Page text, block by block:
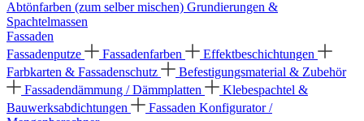
Abtönfarben (zum selber mischen) Grundierungen &
Spachtelmassen
Fassaden
Fassadenputze
Fassadenfarben
Effektbeschichtungen
Farbkarten & Fassadenschutz
Befestigungsmaterial & Zubehör
Fassadendämmung / Dämmplatten
Klebespachtel &
Bauwerksabdichtungen
Fassaden Konfigurator /